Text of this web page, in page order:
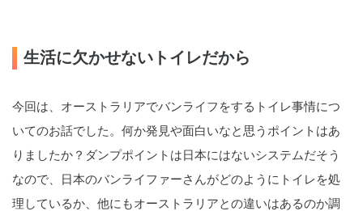
生活に欠かせないトイレだから
今回は、オーストラリアでバンライフをするトイレ事情につ
いてのお話でした。何か発見や面白いなと思うポイントはあ
りましたか？ダンプポイントは日本にはないシステムだそう
なので、日本のバンライファーさんがどのようにトイレを処
理しているか、他にもオーストラリアとの違いはあるのか調